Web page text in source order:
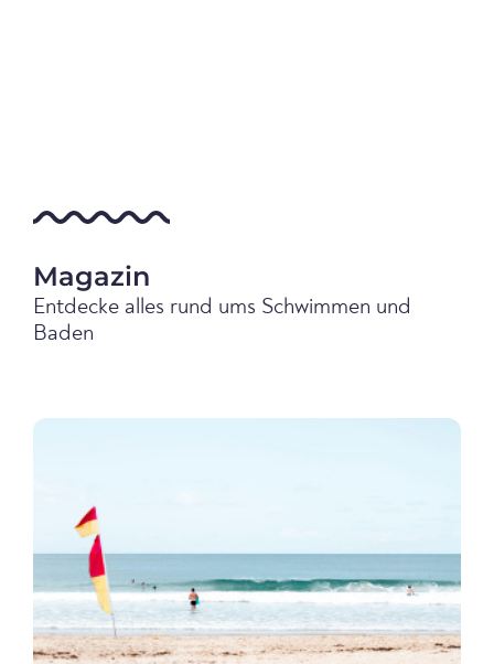
Magazin
Entdecke alles rund ums Schwimmen und
Baden